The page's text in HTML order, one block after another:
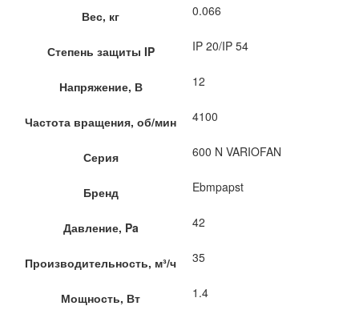
Вес, кг 0.066
Степень защиты IP IP 20/IP 54
Напряжение, В 12
Частота вращения, об/мин 4100
Серия 600 N VARIOFAN
Бренд Ebmpapst
Давление, Pa 42
Производительность, м³/ч 35
Мощность, Вт 1.4